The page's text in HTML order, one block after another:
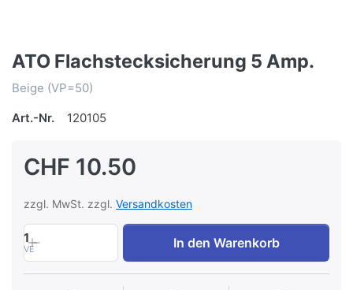
ATO Flachstecksicherung 5 Amp.
Beige (VP=50)
Art.-Nr.
120105
CHF 10.50
zzgl. MwSt. zzgl. Versandkosten
1
VE In den Warenkorb